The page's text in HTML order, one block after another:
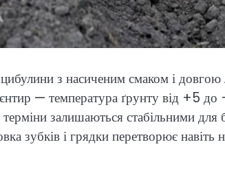
з насиченим смаком і довгою
— температура ґрунту від +5
залишаються стабільними для
зубків і грядки перетворює навіть